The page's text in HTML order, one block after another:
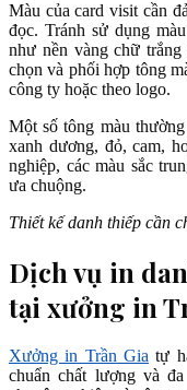
Màu của card visit cần
đọc. Tránh sử dụng
như nền vàng chữ
chọn và phối hợp tông
công ty hoặc theo logo.
Một số tông màu
xanh dương, đỏ, cam,
nghiệp, các màu sắc
ưa chuộng.
Thiết kế danh thiếp cần
Dịch vụ in
tại xưởng in
Xưởng in Trần Gia tự
chuẩn chất lượng và